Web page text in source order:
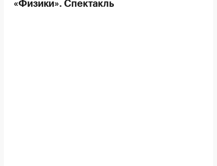
«Физики». Спектакль